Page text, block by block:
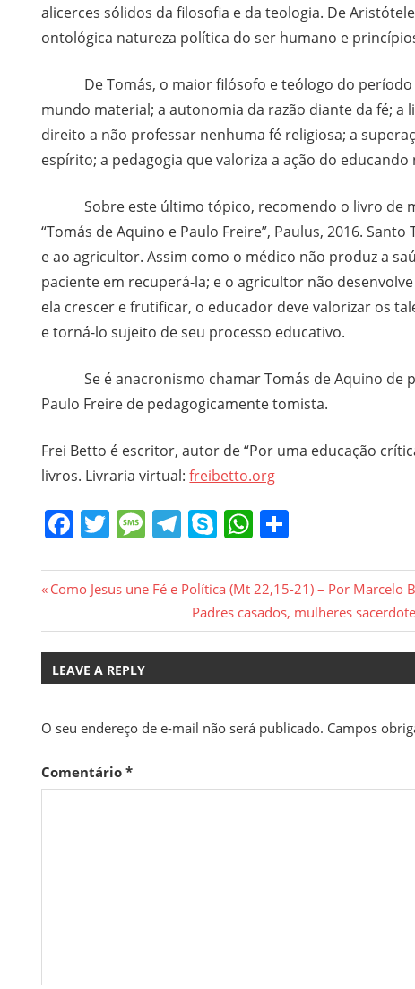
alicerces sólidos da filosofia e da teologia. De
ontológica natureza política do ser humano e
De Tomás, o maior filósofo e teólogo do período
mundo material; a autonomia da razão diante da fé; a
direito a não professar nenhuma fé religiosa; a
espírito; a pedagogia que valoriza a ação do
Sobre este último tópico, recomendo o livro de
“Tomás de Aquino e Paulo Freire”, Paulus, 2016.
e ao agricultor. Assim como o médico não produz a
paciente em recuperá-la; e o agricultor não
ela crescer e frutificar, o educador deve valorizar os
e torná-lo sujeito de seu processo educativo.
Se é anacronismo chamar Tomás de Aquino de
Paulo Freire de pedagogicamente tomista.
Frei Betto é escritor, autor de “Por uma educação
livros. Livraria virtual:freibetto.org
Facebook
Twitter
Message
Telegram
SkypeWhatsApp
Navegação
de
Post
Previous
Como Jesus une Fé e Política (Mt 22,15-21) – Por Marcelo
Next
Post:
Padres casados, mulheres
LEAVE A REPLY
O seu endereço de e-mail não será publicado. Campos
Comentário*